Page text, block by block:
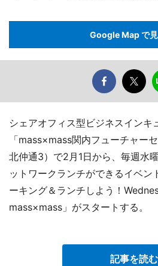
Google Map で
シェアオフィス型ビジネスインキ
「mass×mass関内フューチャー
北仲通3）で2月1日から、毎週水
ットワークランチができるイベン
ーキング＆ランチしよう！
mass×mass」がスタートする。
記事を読む